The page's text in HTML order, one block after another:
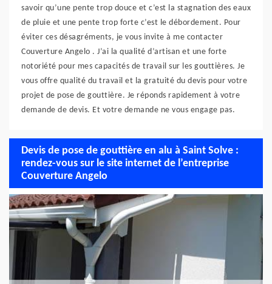
savoir qu’une pente trop douce et c’est la stagnation des eaux
de pluie et une pente trop forte c’est le débordement. Pour
éviter ces désagréments, je vous invite à me contacter
Couverture Angelo . J’ai la qualité d’artisan et une forte
notoriété pour mes capacités de travail sur les gouttières. Je
vous offre qualité du travail et la gratuité du devis pour votre
projet de pose de gouttière. Je réponds rapidement à votre
demande de devis. Et votre demande ne vous engage pas.
Devis de pose de gouttière en alu à Saint Solve :
rendez-vous sur le site internet de l’entreprise
Couverture Angelo